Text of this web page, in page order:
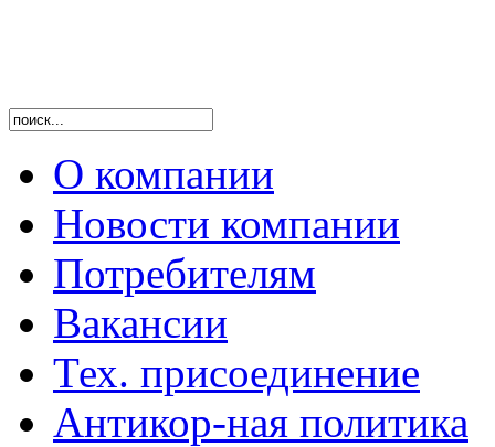
О компании
Новости компании
Потребителям
Вакансии
Тех. присоединение
Антикор-ная политика